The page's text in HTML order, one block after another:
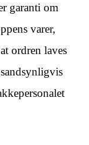
garanti om
varer,
ordren laves